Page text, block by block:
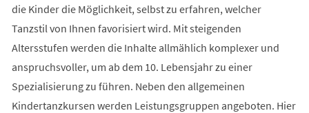
die Kinder die Möglichkeit, selbst zu erfahren, welcher
Tanzstil von Ihnen favorisiert wird. Mit steigenden
Altersstufen werden die Inhalte allmählich komplexer und
anspruchsvoller, um ab dem 10. Lebensjahr zu einer
Spezialisierung zu führen. Neben den allgemeinen
Kindertanzkursen werden Leistungsgruppen angeboten. Hier